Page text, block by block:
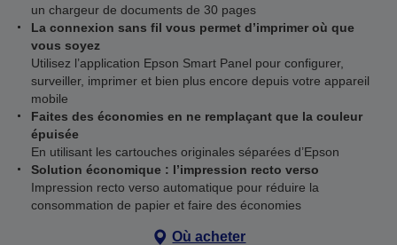
un chargeur de documents de 30 pages
La connexion sans fil vous permet d’imprimer où que
vous soyez
Utilisez l’application Epson Smart Panel pour configurer,
surveiller, imprimer et bien plus encore depuis votre appareil
mobile
Faites des économies en ne remplaçant que la couleur
épuisée
En utilisant les cartouches originales séparées d’Epson
Solution économique : l’impression recto verso
Impression recto verso automatique pour réduire la
consommation de papier et faire des économies
Où acheter